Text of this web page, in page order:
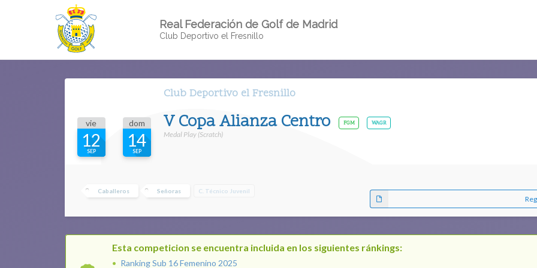
Real Federación de Golf de Madrid
Club Deportivo el Fresnillo
Club Deportivo el Fresnillo
vie
12
SEP
dom
14
SEP
V Copa Alianza Centro FGM WAGR
Medal Play (Scratch)
Caballeros Señoras C. Técnico Juvenil
Esta competicion se encuentra incluida en los siguientes ránkings:
Ranking Sub 16 Femenino 2025